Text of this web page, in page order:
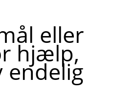
eller
hjælp,
endelig